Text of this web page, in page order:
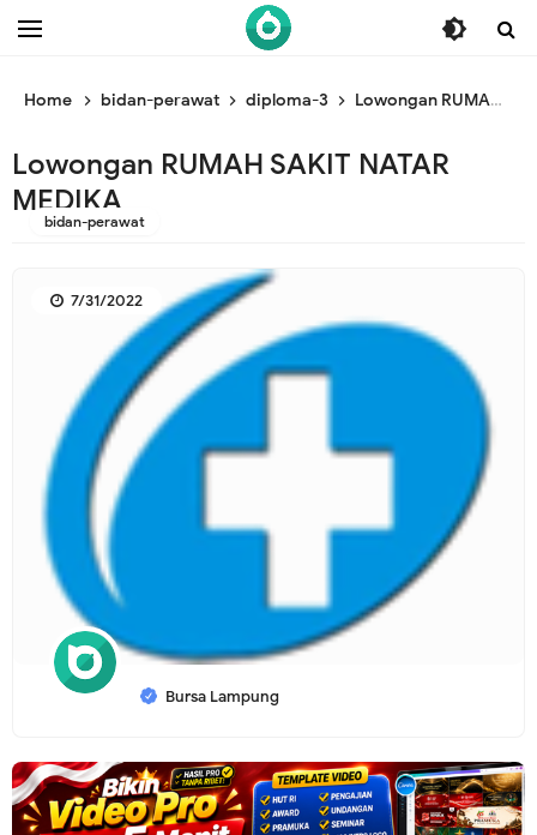
/* ganti br end */
Home bidan-perawat diploma-3 Lowongan RUMAH SAKIT NATAR MEDIKA
Lowongan RUMAH SAKIT NATAR
MEDIKA
bidan-perawat
Bursa Lampung
7/31/2022